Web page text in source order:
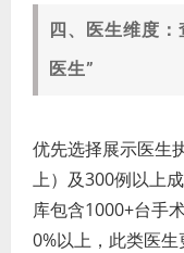
四、医生维度
医生”
优先选择展示医生
上）及300例以上
库包含1000+台手
0%以上，此类医生